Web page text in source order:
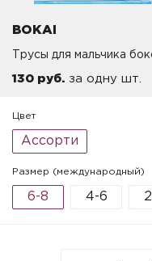
BOKAI
Трусы для мальчика
130 руб. за одну шт.
Цвет
Ассорти
Размер (международный)
6-8 4-6